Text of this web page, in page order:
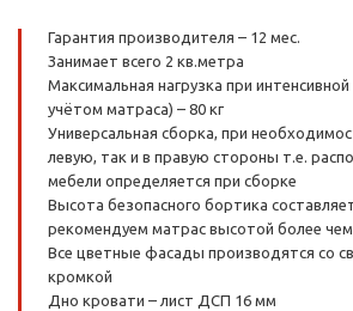
Гарантия производителя – 12 мес.
Занимает всего 2 кв.метра
Максимальная нагрузка при интенсивной
учётом матраса) – 80 кг
Универсальная сборка, при
левую, так и в правую стороны т.е.
мебели определяется при сборке
Высота безопасного бортика
рекомендуем матрас высотой более чем
Все цветные фасады производятся со
кромкой
Дно кровати – лист ДСП 16 мм